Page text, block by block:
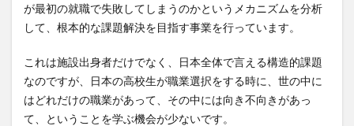
が最初の就職で失敗してしまうのかというメカニズムを分析
して、根本的な課題解決を目指す事業を行っています。
これは施設出身者だけでなく、日本全体で言える構造的課題
なのですが、日本の高校生が職業選択をする時に、世の中に
はどれだけの職業があって、その中には向き不向きがあっ
て、ということを学ぶ機会が少ないです。